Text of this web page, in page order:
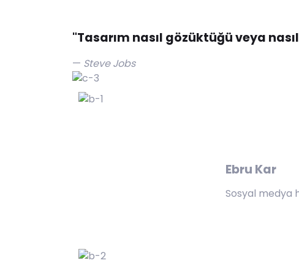
"Tasarım nasıl gözüktüğü veya
Steve Jobs
Ebru Kar
Sosyal medya